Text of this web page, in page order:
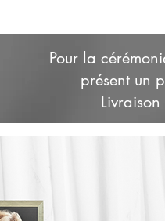
Pour la
présent un